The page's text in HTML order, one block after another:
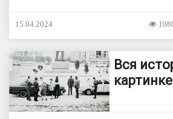
15.04.2024
Вся